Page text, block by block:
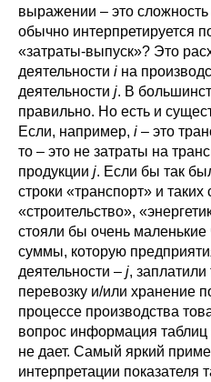
выражении – это сложность
обычно интерпретируется
«затраты-выпуск»? Это
деятельности i на
деятельности j. В
правильно. Но есть и
Если, например, i – это
то – это не затраты на
продукции j. Если бы так
строки «транспорт» и таких
«строительство»,
стояли бы очень маленькие
суммы, которую
деятельности – j, заплатили
перевозку и/или хранение
процессе производства
вопрос информация таблиц
не дает. Самый яркий
интерпретации показателя